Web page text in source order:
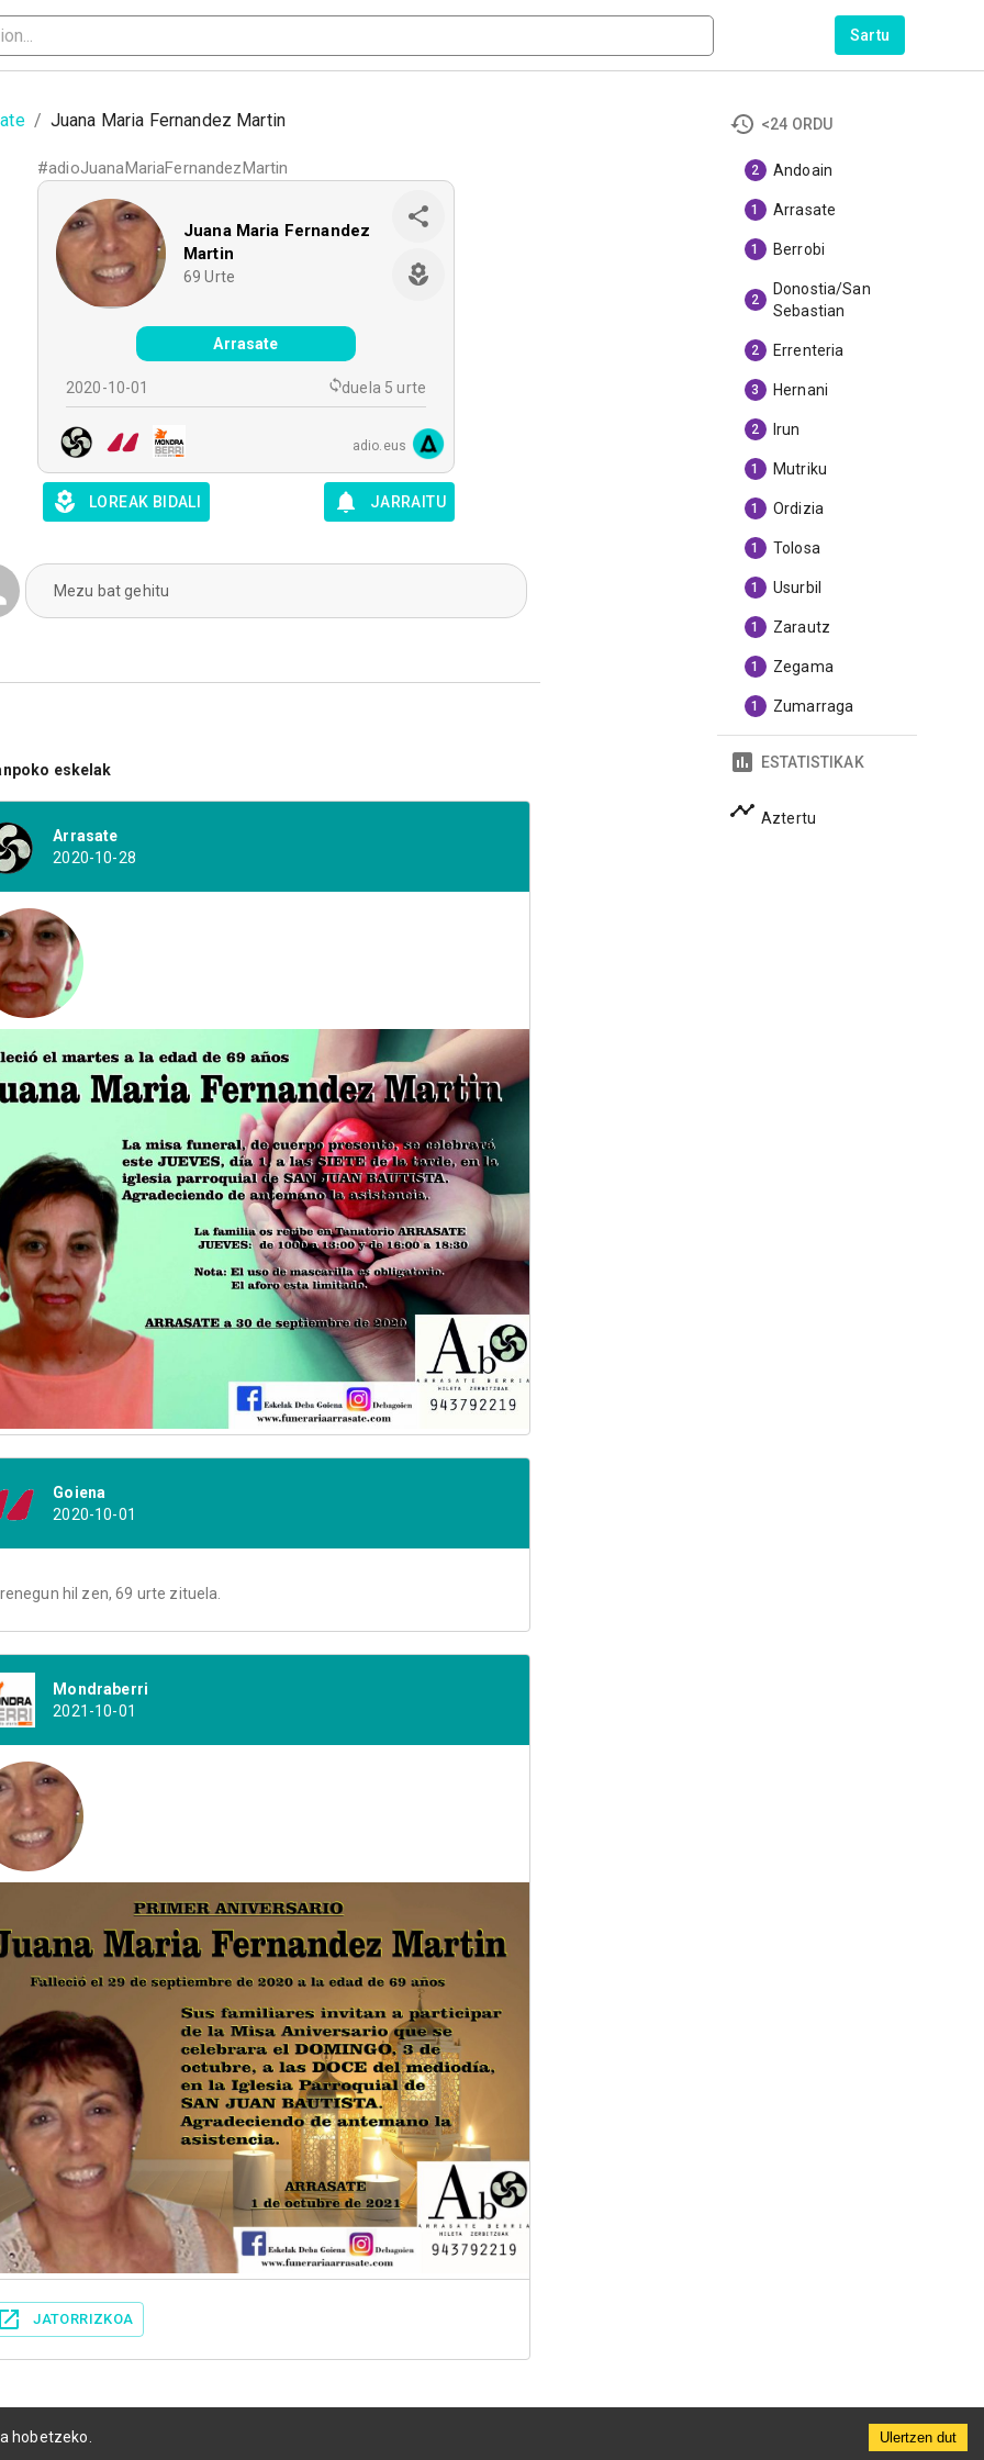
Sartu
/ Juana Maria Fernandez Martin
#adioJuanaMariaFernandezMartin
Juana Maria Fernandez
Martin
69 Urte
Arrasate
2020-10-01 duela 5 urte
adio.eus
LOREAK BIDALI JARRAITU
Mezu bat gehitu
eskelak
Arrasate
2020-10-28
Goiena
2020-10-01
hil zen, 69 urte zituela.
Mondraberri
2021-10-01
JATORRIZKOA
<24 ORDU
2 Andoain
1 Arrasate
1 Berrobi
2
Donostia/San
Sebastian
2 Errenteria
3 Hernani
2 Irun
1 Mutriku
1 Ordizia
1 Tolosa
1 Usurbil
1 Zarautz
1 Zegama
1 Zumarraga
ESTATISTIKAK
Aztertu
hobetzeko. Ulertzen dut